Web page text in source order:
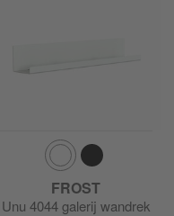
FROST
Unu 4044 galerij wandrek